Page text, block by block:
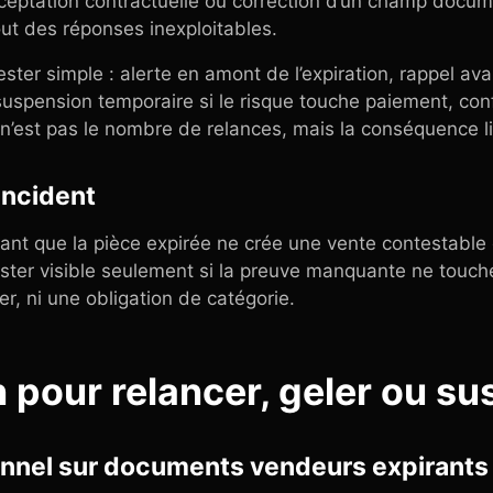
des réponses inexploitables.
simple : alerte en amont de l’expiration, rappel
temporaire si le risque touche paiement,
pas le nombre de relances, mais la conséquence
que la pièce expirée ne crée une vente
visible seulement si la preuve manquante ne
ni une obligation de catégorie.
pour relancer, geler ou
sur documents vendeurs expirants